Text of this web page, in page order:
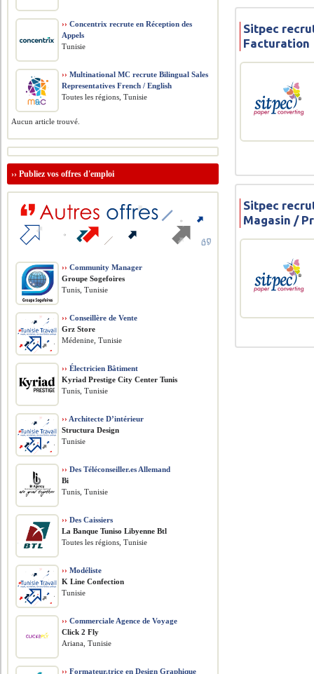
Sitpec
Facturation
Sitpec
Magasin /
›› Concentrix recrute en Réception des
Appels
Tunisie
›› Multinational MC recrute Bilingual Sales
Representatives French / English
Toutes les régions, Tunisie
Aucun article trouvé.
››Publiez vos offres d'emploi
›› Community Manager
Groupe Sogefoires
Tunis, Tunisie
›› Conseillère de Vente
Grz Store
Médenine, Tunisie
›› Électricien Bâtiment
Kyriad Prestige City Center Tunis
Tunis, Tunisie
›› Architecte D’intérieur
Structura Design
Tunisie
›› Des Téléconseiller.es Allemand
Bi
Tunis, Tunisie
›› Des Caissiers
La Banque Tuniso Libyenne Btl
Toutes les régions, Tunisie
›› Modéliste
K Line Confection
Tunisie
›› Commerciale Agence de Voyage
Click 2 Fly
Ariana, Tunisie
›› Formateur.trice en Design Graphique